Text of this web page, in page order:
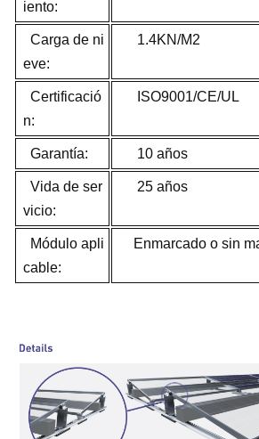
iento:
Carga de ni
eve:
1.4KN/M2
Certificació
n:
ISO9001/CE/UL
Garantía: 10 años
Vida de ser
vicio:
25 años
Módulo apli
cable:
Enmarcado o sin